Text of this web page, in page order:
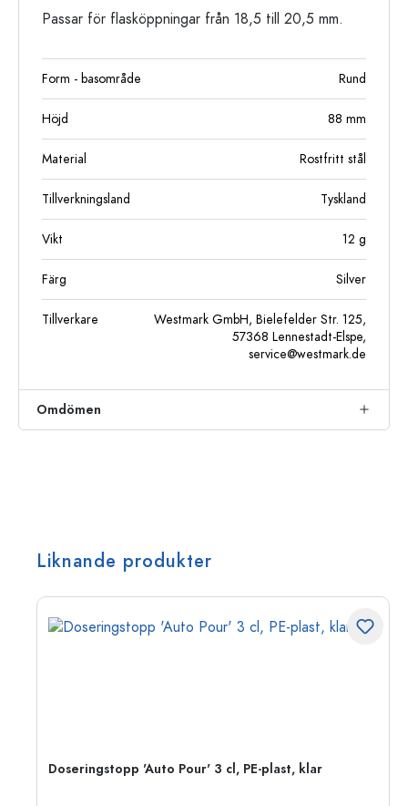
Passar för flasköppningar från 18,5 till 20,5 mm.
Form - basområde Rund
Höjd 88 mm
Material Rostfritt stål
Tillverkningsland Tyskland
Vikt 12 g
Färg Silver
Tillverkare
Westmark GmbH, Bielefelder Str. 125,
57368 Lennestadt-Elspe,
service@westmark.de
Omdömen
Liknande produkter
Doseringstopp 'Auto Pour' 3 cl, PE-plast, klar